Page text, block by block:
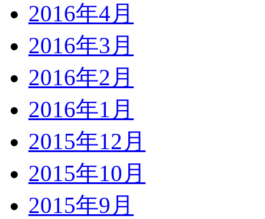
2016年4月
2016年3月
2016年2月
2016年1月
2015年12月
2015年10月
2015年9月